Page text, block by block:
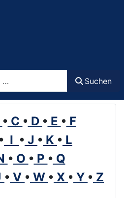
Suchen
• C • D • E • F
I • J • K • L
• O • P • Q
• V • W • X • Y • Z